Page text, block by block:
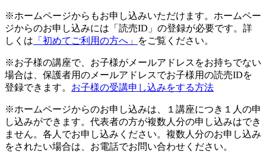
※ホームページからもお申し込みいただけます。ホームペー
ジからのお申し込みには「読売ID」の登録が必要です。詳
しくは 「初めてご利用の方へ」 をご覧ください。
※お子様の講座で、お子様がメールアドレスをお持ちでない
場合は、保護者用のメールアドレスでお子様用の読売IDを
登録できます。 お子様の受講申し込みをする方法
※ホームページからのお申し込みは、１講座につき１人の申
し込みができます。代表者の方が複数人分の申し込みはでき
ません。各人でお申し込みください。複数人分のお申し込み
をされたい場合は、お電話でお問い合わせください。